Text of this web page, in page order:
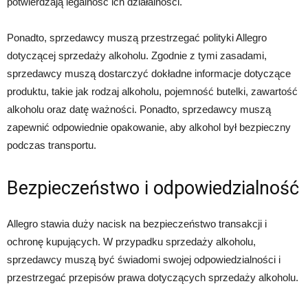
Ponadto, sprzedawcy muszą przestrzegać polityki Allegro
dotyczącej sprzedaży alkoholu. Zgodnie z tymi zasadami,
sprzedawcy muszą dostarczyć dokładne informacje dotyczące
produktu, takie jak rodzaj alkoholu, pojemność butelki, zawartość
alkoholu oraz datę ważności. Ponadto, sprzedawcy muszą
zapewnić odpowiednie opakowanie, aby alkohol był bezpieczny
podczas transportu.
Bezpieczeństwo i odpowiedzialność
Allegro stawia duży nacisk na bezpieczeństwo transakcji i
ochronę kupujących. W przypadku sprzedaży alkoholu,
sprzedawcy muszą być świadomi swojej odpowiedzialności i
przestrzegać przepisów prawa dotyczących sprzedaży alkoholu.